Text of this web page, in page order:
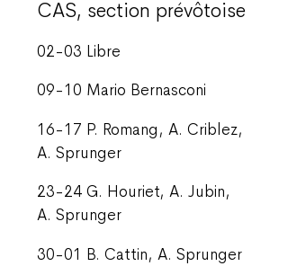
CAS, section prévôtoise
02-03 Libre
09-10 Mario Bernasconi
16-17 P. Romang, A. Criblez,
A. Sprunger
23-24 G. Houriet, A. Jubin,
A. Sprunger
30-01 B. Cattin, A. Sprunger